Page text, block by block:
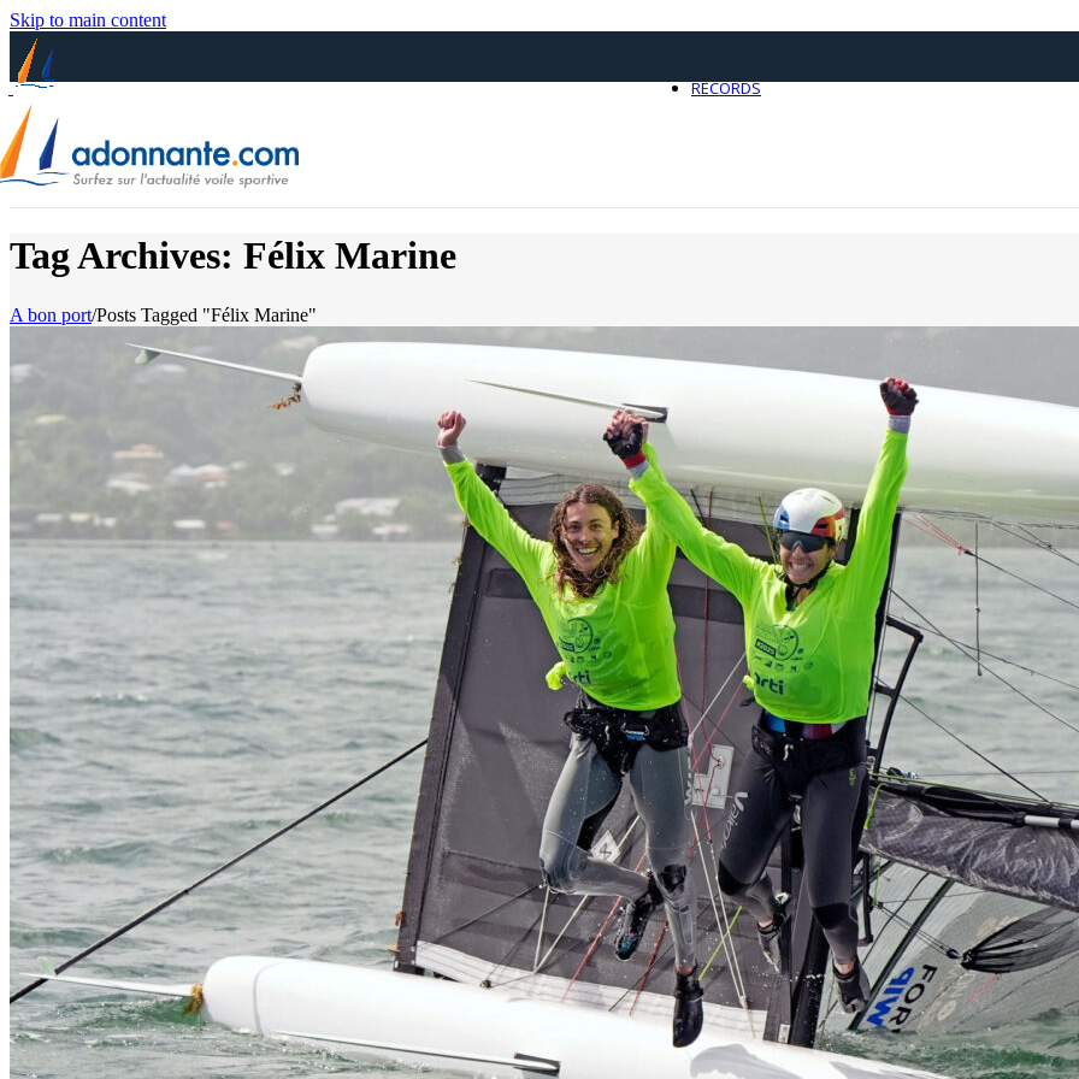
Skip to main content
0
RECORDS
05Mai
Classe Ultim 32/23
Records,Trophée Jules Verne
Un nouveau Maxi Edmond de
Source
Gitana Team
8 mai 2025
0
Tag Archives: Félix Marine
A bon port/Posts Tagged "Félix Marine"